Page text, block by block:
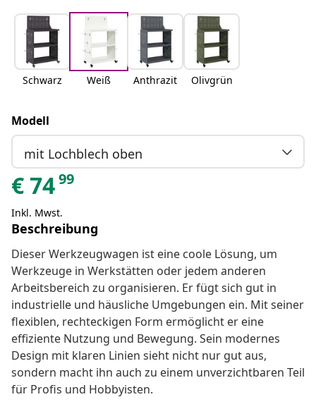
Schwarz Weiß Anthrazit Olivgrün
Modell
mit Lochblech oben
€7499
Inkl. Mwst.
Beschreibung
Dieser Werkzeugwagen ist eine coole Lösung, um
Werkzeuge in Werkstätten oder jedem anderen
Arbeitsbereich zu organisieren. Er fügt sich gut in
industrielle und häusliche Umgebungen ein. Mit seiner
flexiblen, rechteckigen Form ermöglicht er eine
effiziente Nutzung und Bewegung. Sein modernes
Design mit klaren Linien sieht nicht nur gut aus,
sondern macht ihn auch zu einem unverzichtbaren Teil
für Profis und Hobbyisten.